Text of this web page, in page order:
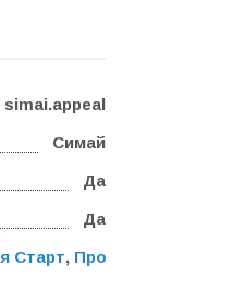
simai.appeal
Симай
Да
Да
Старт, Программа для